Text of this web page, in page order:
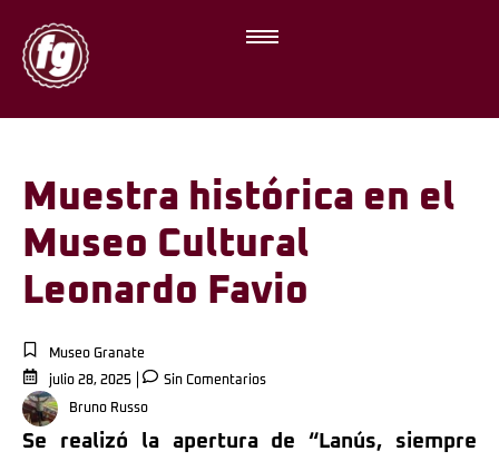
Muestra histórica en el
Museo Cultural
Leonardo Favio
Museo Granate
julio 28, 2025
Sin Comentarios
Bruno Russo
Se realizó la apertura de “Lanús, siempre